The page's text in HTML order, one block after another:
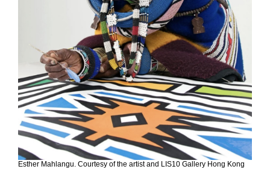
Esther Mahlangu. Courtesy of the artist and LIS10 Gallery Hong Kong